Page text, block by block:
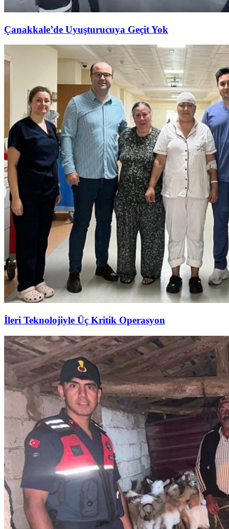
Çanakkale’de Uyuşturucuya Geçit Yok
İleri Teknolojiyle Üç Kritik Operasyon